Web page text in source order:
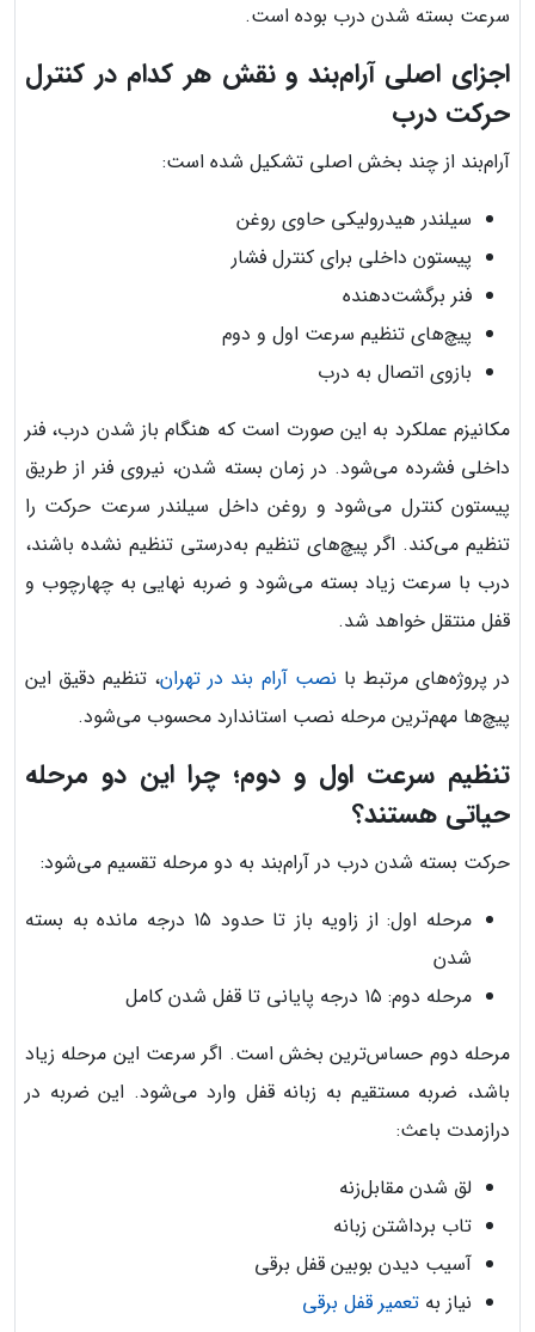
سرعت بسته شدن درب بوده است.
اجزای اصلی آرام‌بند و نقش هر کدام در کنترل
حرکت درب
آرام‌بند از چند بخش اصلی تشکیل شده است:
سیلندر هیدرولیکی حاوی روغن
پیستون داخلی برای کنترل فشار
فنر برگشت‌دهنده
پیچ‌های تنظیم سرعت اول و دوم
بازوی اتصال به درب
مکانیزم عملکرد به این صورت است که هنگام باز شدن درب، فنر
داخلی فشرده می‌شود. در زمان بسته شدن، نیروی فنر از طریق
پیستون کنترل می‌شود و روغن داخل سیلندر سرعت حرکت را
تنظیم می‌کند. اگر پیچ‌های تنظیم به‌درستی تنظیم نشده باشند،
درب با سرعت زیاد بسته می‌شود و ضربه نهایی به چهارچوب و
قفل منتقل خواهد شد.
در پروژه‌های مرتبط با نصب آرام بند در تهران، تنظیم دقیق این
پیچ‌ها مهم‌ترین مرحله نصب استاندارد محسوب می‌شود.
تنظیم سرعت اول و دوم؛ چرا این دو مرحله
حیاتی هستند؟
حرکت بسته شدن درب در آرام‌بند به دو مرحله تقسیم می‌شود:
مرحله اول: از زاویه باز تا حدود ۱۵ درجه مانده به بسته
شدن
مرحله دوم: ۱۵ درجه پایانی تا قفل شدن کامل
مرحله دوم حساس‌ترین بخش است. اگر سرعت این مرحله زیاد
باشد، ضربه مستقیم به زبانه قفل وارد می‌شود. این ضربه در
درازمدت باعث:
لق شدن مقابل‌زنه
تاب برداشتن زبانه
آسیب دیدن بوبین قفل برقی
نیاز به تعمیر قفل برقی